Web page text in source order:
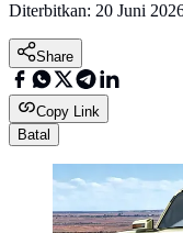
Diterbitkan: 20 Juni
Share
Copy Link
Batal